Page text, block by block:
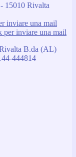
15010 Rivalta
inviare una mail
per inviare una mail
B.da (AL)
444814